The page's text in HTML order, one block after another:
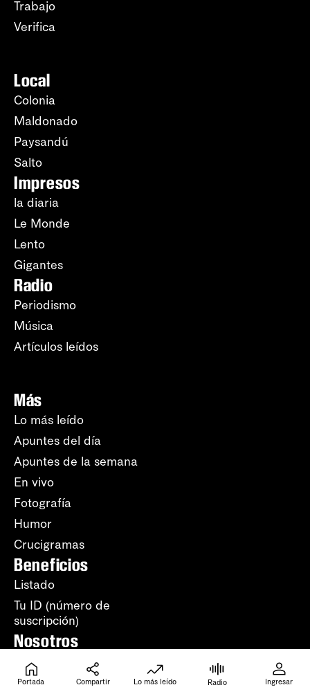
Trabajo
Verifica
Local
Colonia
Maldonado
Paysandú
Salto
Impresos
la diaria
Le Monde
Lento
Gigantes
Radio
Periodismo
Música
Artículos leídos
Más
Lo más leído
Apuntes del día
Apuntes de la semana
En vivo
Fotografía
Humor
Crucigramas
Beneficios
Listado
Tu ID (número de
suscripción)
Nosotros
Sobre la diaria
Equipo
Portada Compartir Lo más leído Radio Ingresar